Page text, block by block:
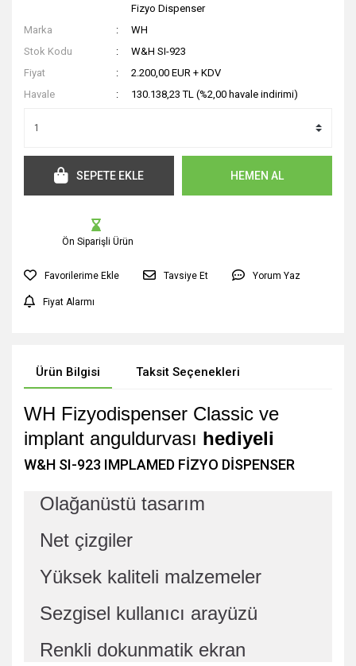
Fizyo Dispenser
Marka
WH
Stok Kodu
W&H SI-923
Fiyat
2.200,00 EUR + KDV
Havale
130.138,23 TL (%2,00 havale indirimi)
SEPETE EKLE HEMEN AL
Ön Siparişli Ürün
Tavsiye Et Yorum Yaz
Fiyat Alarmı
Ürün Bilgisi Taksit Seçenekleri
WH Fizyodispenser Classic ve
implant anguldurvası hediyeli
W&H SI-923 IMPLAMED FİZYO DİSPENSER
Olağanüstü tasarım
Net çizgiler
Yüksek kaliteli malzemeler
Sezgisel kullanıcı arayüzü
Renkli dokunmatik ekran